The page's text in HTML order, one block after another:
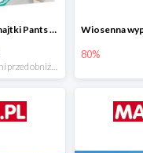
Pampers Pieluchomajtki Pants 4 (9-15 kg) 176 szt. -16%
80%